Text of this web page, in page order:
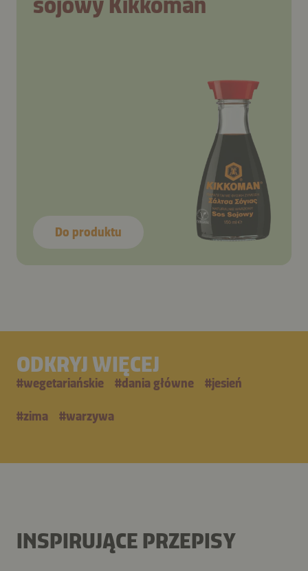
Do produktu
ODKRYJ WIĘCEJ
#wegetariańskie #dania główne #jesień
#zima #warzywa
INSPIRUJĄCE PRZEPISY